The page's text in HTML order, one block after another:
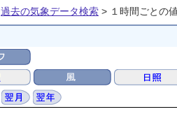
過去の気象データ検索 > １時間ごとの